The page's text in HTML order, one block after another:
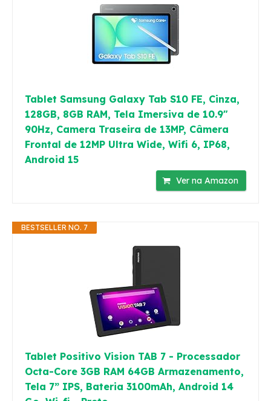
Tablet Samsung Galaxy Tab S10 FE, Cinza,
128GB, 8GB RAM, Tela Imersiva de 10.9"
90Hz, Camera Traseira de 13MP, Câmera
Frontal de 12MP Ultra Wide, Wifi 6, IP68,
Android 15
Ver na Amazon
BESTSELLER NO. 7
Tablet Positivo Vision TAB 7 - Processador
Octa-Core 3GB RAM 64GB Armazenamento,
Tela 7” IPS, Bateria 3100mAh, Android 14